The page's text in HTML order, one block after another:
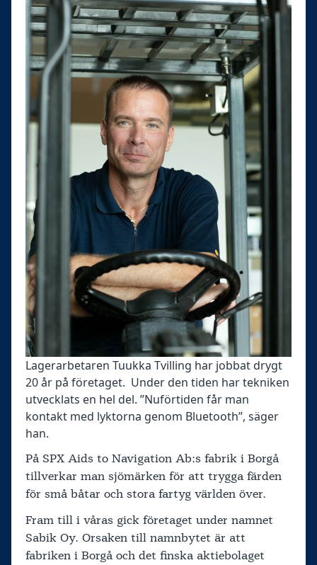
Lagerarbetaren Tuukka Tvilling har jobbat drygt
20 år på företaget. Under den tiden har tekniken
utvecklats en hel del. ”Nuförtiden får man
kontakt med lyktorna genom Bluetooth”, säger
han.
På SPX Aids to Navigation Ab:s fabrik i Borgå
tillverkar man sjömärken för att trygga färden
för små båtar och stora fartyg världen över.
Fram till i våras gick företaget under namnet
Sabik Oy. Orsaken till namnbytet är att
fabriken i Borgå och det finska aktiebolaget